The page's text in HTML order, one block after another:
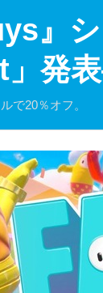
』
発
で20％オフ。